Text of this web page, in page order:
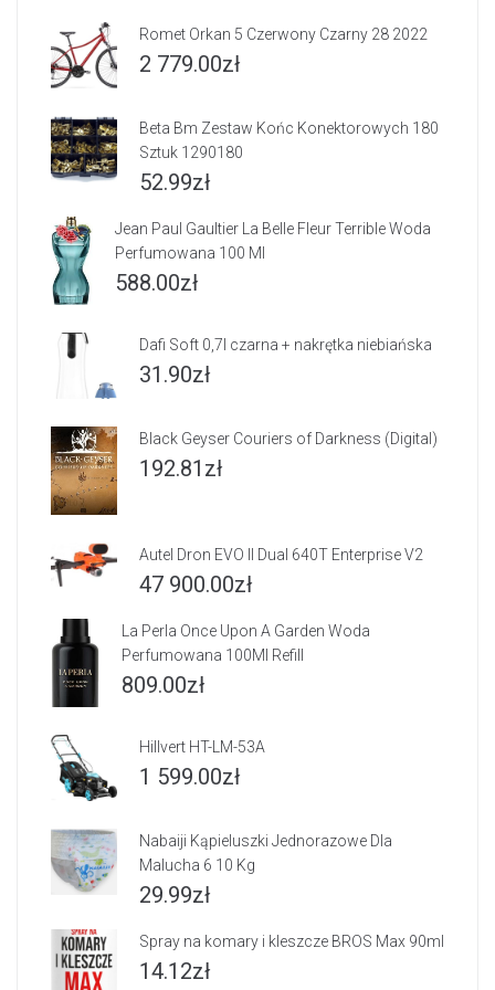
Romet Orkan 5 Czerwony Czarny 28 2022
2 779.00zł
Beta Bm Zestaw Końc Konektorowych 180
Sztuk 1290180
52.99zł
Jean Paul Gaultier La Belle Fleur Terrible Woda
Perfumowana 100 Ml
588.00zł
Dafi Soft 0,7l czarna + nakrętka niebiańska
31.90zł
Black Geyser Couriers of Darkness (Digital)
192.81 zł
Autel Dron EVO II Dual 640T Enterprise V2
47 900.00zł
La Perla Once Upon A Garden Woda
Perfumowana 100Ml Refill
809.00zł
Hillvert HT-LM-53A
1 599.00zł
Nabaiji Kąpieluszki Jednorazowe Dla
Malucha 6 10 Kg
29.99zł
Spray na komary i kleszcze BROS Max 90ml
14.12zł